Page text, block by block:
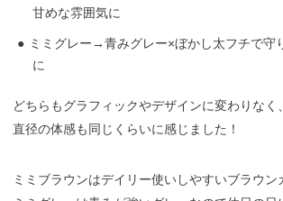
甘めな雰囲気に
ミミグレー→青みグレー×ぼかし太フチで守
に
どちらもグラフィックやデザインに変わりなく
直径の体感も同じくらいに感じました！
ミミブラウンはデイリー使いしやすいブラウン